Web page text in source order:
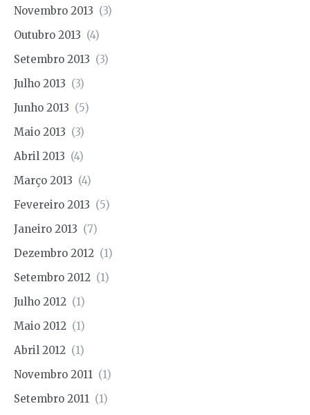
Novembro 2013 (3)
Outubro 2013 (4)
Setembro 2013 (3)
Julho 2013 (3)
Junho 2013 (5)
Maio 2013 (3)
Abril 2013 (4)
Março 2013 (4)
Fevereiro 2013 (5)
Janeiro 2013 (7)
Dezembro 2012 (1)
Setembro 2012 (1)
Julho 2012 (1)
Maio 2012 (1)
Abril 2012 (1)
Novembro 2011 (1)
Setembro 2011 (1)